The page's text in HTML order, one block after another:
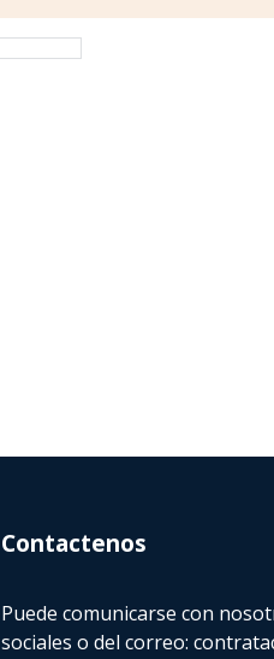
Contactenos
Puede comunicarse con
sociales o del correo: